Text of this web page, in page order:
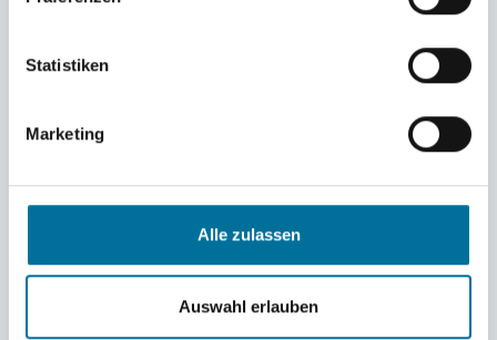
Statistiken
Marketing
Alle zulassen
Auswahl erlauben
Camp-Küche @ Andy